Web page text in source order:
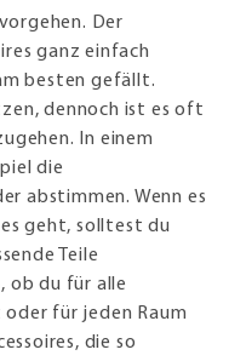
Der
ganz einfach
besten gefällt.
dennoch ist es oft
In einem
die
abstimmen. Wenn es
geht, solltest du
Teile
ob du für alle
für jeden Raum
die so